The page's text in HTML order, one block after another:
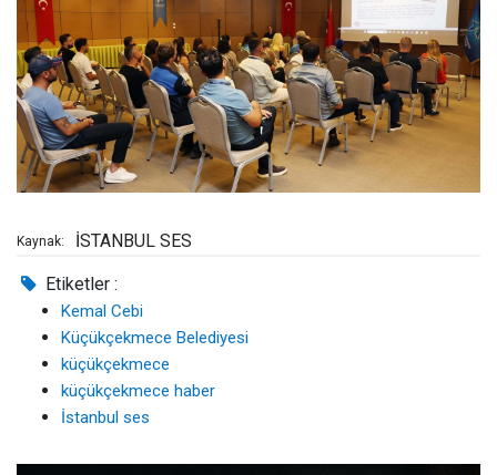
Kaynak: İSTANBUL SES
Etiketler :
Kemal Cebi
Küçükçekmece Belediyesi
küçükçekmece
küçükçekmece haber
İstanbul ses